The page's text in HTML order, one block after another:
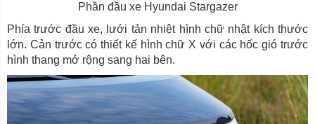
Phần đầu xe Hyundai Stargazer
Phía trước đầu xe, lưới tản nhiệt hình chữ nhật kích thước
lớn. Cản trước có thiết kế hình chữ X với các hốc gió trước
hình thang mở rộng sang hai bên.